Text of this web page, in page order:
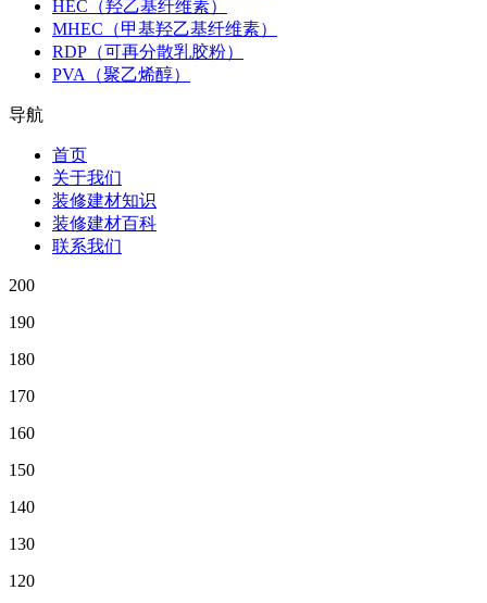
HEC（羟乙基纤维素）
MHEC（甲基羟乙基纤维素）
RDP（可再分散乳胶粉）
PVA（聚乙烯醇）
导航
首页
关于我们
装修建材知识
装修建材百科
联系我们
200
190
180
170
160
150
140
130
120